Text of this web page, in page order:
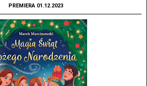
PREMIERA 01.12.2023